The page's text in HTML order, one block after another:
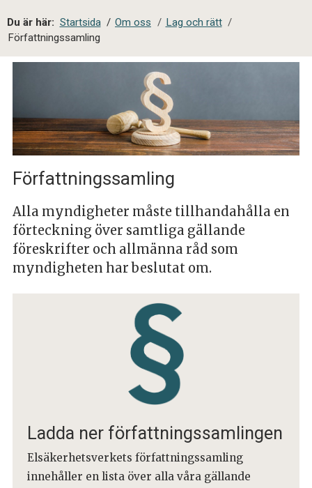
a
l
s
s
ö
k
Du är här: Startsida / Om oss / Lag och rätt /
Författningssamling
Författningssamling
Alla myndigheter måste tillhandahålla en
förteckning över samtliga gällande
föreskrifter och allmänna råd som
myndigheten har beslutat om.
Ladda ner författningssamlingen
Elsäkerhetsverkets författningssamling
innehåller en lista över alla våra gällande